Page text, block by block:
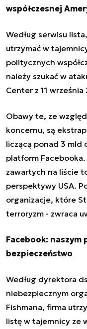
współczesnej
Według serwisu
utrzymać w
politycznych
należy szukać w
Center z 11 września
Obawy te, ze
koncernu, są
liczącą ponad 3 mld
platform
zawartych na liście
perspektywy USA.
organizacje, które
terroryzm - zwraca
Facebook:
bezpieczeństwo
Według dyrektora
niebezpiecznym
Fishmana, firma
listę w tajemnicy ze